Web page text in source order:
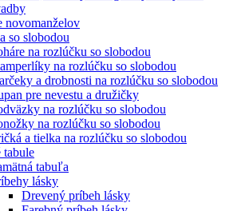
novomanželov
so slobodou
na rozlúčku so slobodou
na rozlúčku so slobodou
a drobnosti na rozlúčku so slobodou
pre nevestu a družičky
na rozlúčku so slobodou
na rozlúčku so slobodou
a tielka na rozlúčku so slobodou
tabule
tabuľa
lásky
Drevený príbeh lásky